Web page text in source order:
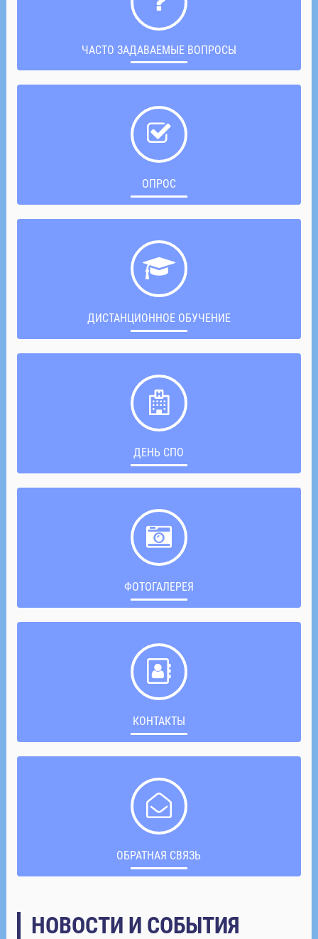
ЧАСТО ЗАДАВАЕМЫЕ ВОПРОСЫ
ОПРОС
ДИСТАНЦИОННОЕ ОБУЧЕНИЕ
ДЕНЬ СПО
ФОТОГАЛЕРЕЯ
КОНТАКТЫ
ОБРАТНАЯ СВЯЗЬ
НОВОСТИ И СОБЫТИЯ